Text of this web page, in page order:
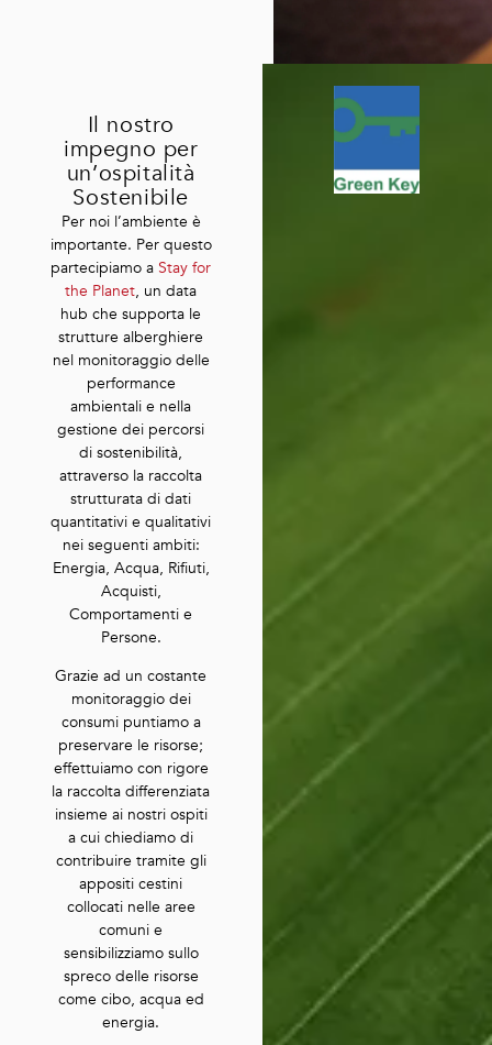
Il nostro
impegno per
un’ospitalità
Sostenibile
Per noi l’ambiente è
importante. Per questo
partecipiamo a Stay for
the Planet, un data
hub che supporta le
strutture alberghiere
nel monitoraggio delle
performance
ambientali e nella
gestione dei percorsi
di sostenibilità,
attraverso la raccolta
strutturata di dati
quantitativi e qualitativi
nei seguenti ambiti:
Energia, Acqua, Rifiuti,
Acquisti,
Comportamenti e
Persone.
Grazie ad un costante
monitoraggio dei
consumi puntiamo a
preservare le risorse;
effettuiamo con rigore
la raccolta differenziata
insieme ai nostri ospiti
a cui chiediamo di
contribuire tramite gli
appositi cestini
collocati nelle aree
comuni e
sensibilizziamo sullo
spreco delle risorse
come cibo, acqua ed
energia.